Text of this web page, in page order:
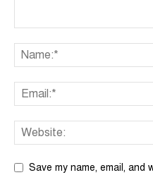
Save my name, email,